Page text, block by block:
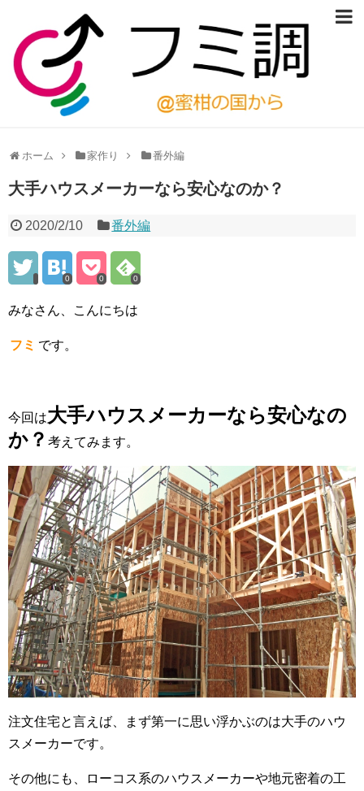
ホーム 家作り 番外編
大手ハウスメーカーなら安心なのか？
2020/2/10 番外編
0 0 0
みなさん、こんにちは
フミ です。
今回は大手ハウスメーカーなら安心なの
か？ 考えてみます。
注文住宅と言えば、まず第一に思い浮かぶのは大手のハウ
スメーカーです。
その他にも、ローコス系のハウスメーカーや地元密着の工